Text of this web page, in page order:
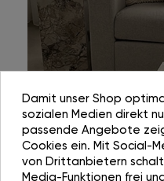
Damit unser Shop
sozialen Medien direkt
passende Angebote
Cookies ein. Mit Social-
von Drittanbietern
Media-Funktionen frei